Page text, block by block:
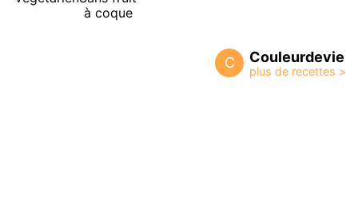
à coque
C Couleurdevie